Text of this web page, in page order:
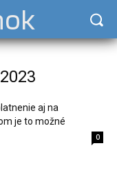
aj na
je to možné
0